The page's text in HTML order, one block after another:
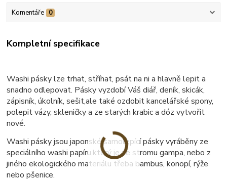
Komentáře 0
Kompletní specifikace
Washi pásky lze trhat, stříhat, psát na ni a hlavně lepit a
snadno odlepovat. Pásky vyzdobí Váš diář, deník, skicák,
zápisník, úkolník, sešit,ale také ozdobit kancelářské spony,
polepit vázy, skleničky a ze starých krabic a dóz vytvořit
nové.
Washi pásky jsou japonské samolepící pásky vyráběny ze
speciálního washi papíru,který je ze stromu gampa, nebo z
jiného ekologického materiálu třeba bambus, konopí, rýže
nebo pšenice.